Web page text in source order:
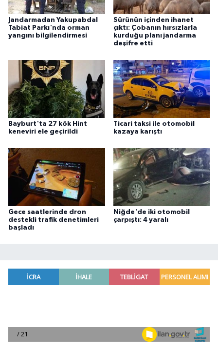
Jandarmadan Yakupabdal
Tabiat Parkı'nda orman
yangını bilgilendirmesi
Sürünün içinden ihanet
çıktı: Çobanın hırsızlarla
kurduğu planı jandarma
deşifre etti
Bayburt'ta 27 kök Hint
keneviri ele geçirildi
Ticari taksi ile otomobil
kazaya karıştı
Gece saatlerinde dron
destekli trafik denetimleri
başladı
Niğde'de iki otomobil
çarpıştı: 4 yaralı